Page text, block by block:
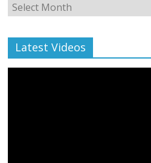
Monthly
Archive
Latest Videos